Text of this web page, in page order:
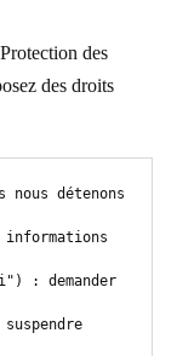
des
des droits
détenons
: demander